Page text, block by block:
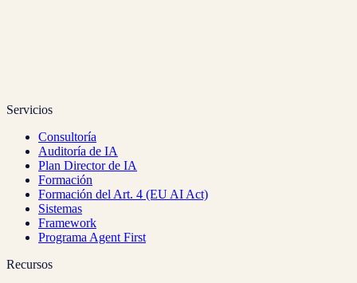
Servicios
Consultoría
Auditoría de IA
Plan Director de IA
Formación
Formación del Art. 4 (EU AI Act)
Sistemas
Framework
Programa Agent First
Recursos